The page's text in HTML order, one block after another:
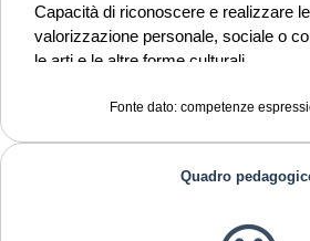
Capacità di riconoscere e realizzare
valorizzazione personale, sociale o
le arti e le altre forme culturali
Curiosità nei confronti del mondo,
Fonte dato: competenze
Quadro